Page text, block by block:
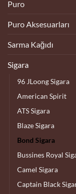
Puro
Puro Aksesuarları
Sarma Kağıdı
Sigara
96 JLoong Sigara
American Spirit
ATS Sigara
Blaze Sigara
Bond Sigara
Bussines Royal
Camel Sigara
Captain Black